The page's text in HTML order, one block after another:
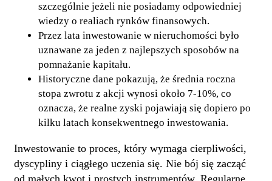
szczególnie jeżeli nie posiadamy odpowiedniej
wiedzy o realiach rynków finansowych.
Przez lata inwestowanie w nieruchomości było
uznawane za jeden z najlepszych sposobów na
pomnażanie kapitału.
Historyczne dane pokazują, że średnia roczna
stopa zwrotu z akcji wynosi około 7-10%, co
oznacza, że realne zyski pojawiają się dopiero po
kilku latach konsekwentnego inwestowania.
Inwestowanie to proces, który wymaga cierpliwości,
dyscypliny i ciągłego uczenia się. Nie bój się zacząć
od małych kwot i prostych instrumentów. Regularne